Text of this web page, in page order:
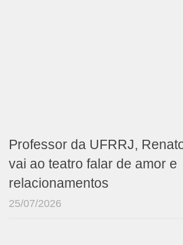
Professor da UFRRJ,
vai ao teatro falar de amor e
relacionamentos
25/07/2026